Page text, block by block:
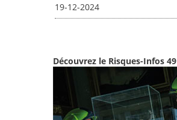
19-12-2024
Découvrez le Risques-Infos 49